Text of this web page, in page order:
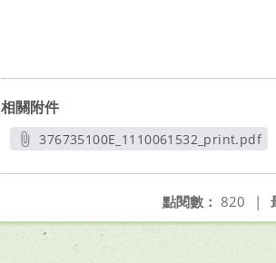
相關附件
376735100E_1110061532_print.pdf
點閱數： 820 |